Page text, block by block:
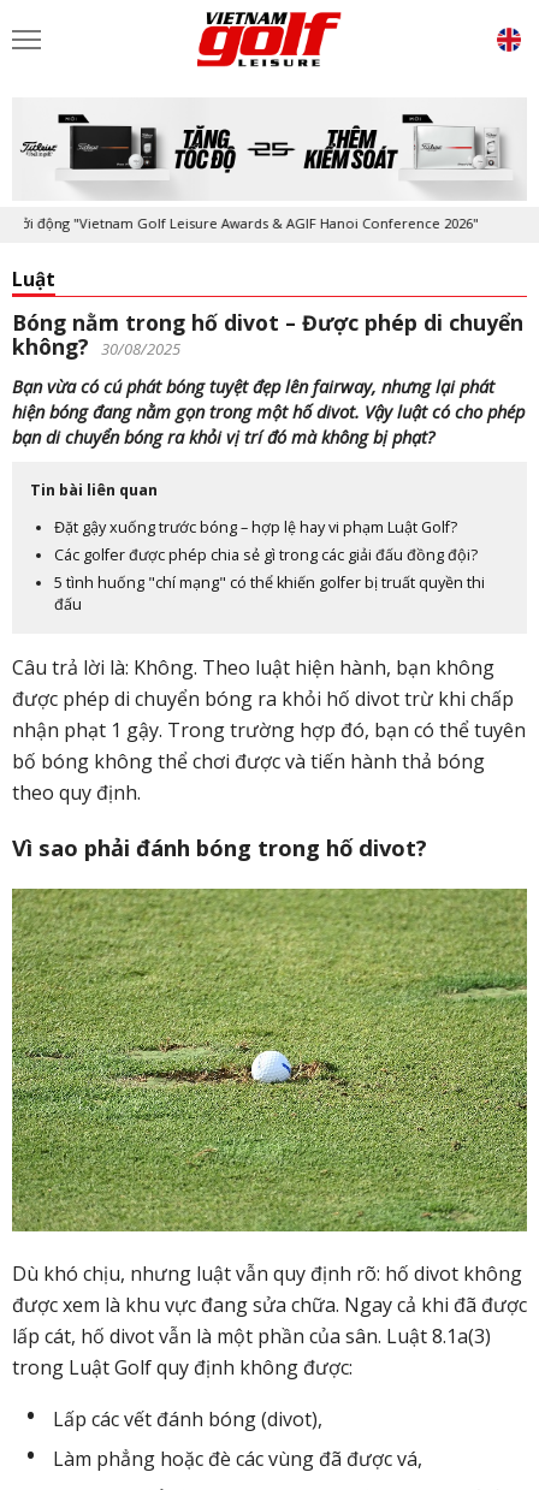
động "Vietnam Golf Leisure Awards & AGIF Hanoi Conference 2026"
Luật
Bóng nằm trong hố divot – Được phép di chuyển
không?
30/08/2025
Bạn vừa có cú phát bóng tuyệt đẹp lên fairway, nhưng lại phát
hiện bóng đang nằm gọn trong một hố divot. Vậy luật có cho phép
bạn di chuyển bóng ra khỏi vị trí đó mà không bị phạt?
Tin bài liên quan
Đặt gậy xuống trước bóng – hợp lệ hay vi phạm Luật Golf?
Các golfer được phép chia sẻ gì trong các giải đấu đồng đội?
5 tình huống "chí mạng" có thể khiến golfer bị truất quyền thi
đấu
Câu trả lời là: Không. Theo luật hiện hành, bạn không
được phép di chuyển bóng ra khỏi hố divot trừ khi chấp
nhận phạt 1 gậy. Trong trường hợp đó, bạn có thể tuyên
bố bóng không thể chơi được và tiến hành thả bóng
theo quy định.
Vì sao phải đánh bóng trong hố divot?
Dù khó chịu, nhưng luật vẫn quy định rõ: hố divot không
được xem là khu vực đang sửa chữa. Ngay cả khi đã được
lấp cát, hố divot vẫn là một phần của sân. Luật 8.1a(3)
trong Luật Golf quy định không được:
Lấp các vết đánh bóng (divot),
Làm phẳng hoặc đè các vùng đã được vá,